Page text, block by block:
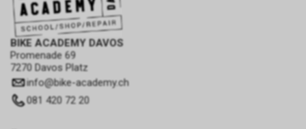
BIKE ACADEMY DAVOS
Promenade 69
7270 Davos Platz
info@bike-academy.ch
081 420 72 20